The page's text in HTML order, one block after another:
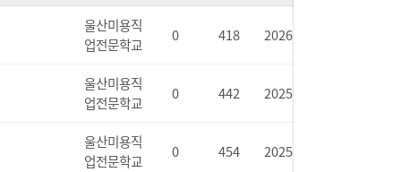
울산미용직
업전문학교
0 418 2026.01.05
울산미용직
업전문학교
0 442 2025.10.17
울산미용직
업전문학교
0 454 2025.10.17